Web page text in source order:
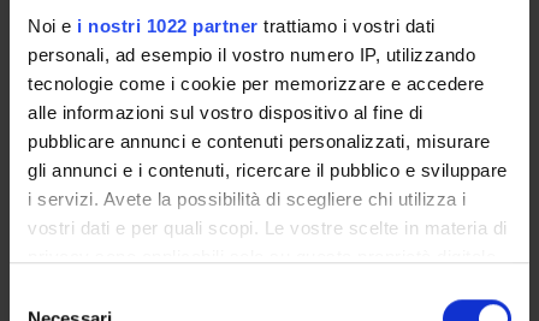
Noi e i nostri 1022 partner trattiamo i vostri dati
personali, ad esempio il vostro numero IP, utilizzando
tecnologie come i cookie per memorizzare e accedere
alle informazioni sul vostro dispositivo al fine di
pubblicare annunci e contenuti personalizzati, misurare
gli annunci e i contenuti, ricercare il pubblico e sviluppare
i servizi. Avete la possibilità di scegliere chi utilizza i
vostri dati e per quali scopi. Le vostre scelte in materia di
modificare o revocare il proprio consenso in qualsiasi
CORSI DI STUDIO
DOTTORATI, MASTER E FORMAZIONE SUPERIORE
Contatti
Persone
Luoghi
Calendario